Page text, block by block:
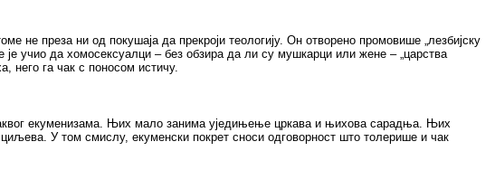
не преза ни од покушаја да прекроји теологију. Он отворено промовише „лезбијску
учио да хомосексуалци – без обзира да ли су мушкарци или жене – „царства
него га чак с поносом истичу.
екуменизама. Њих мало занима уједињење цркава и њихова сарадња. Њих
У том смислу, екуменски покрет сноси одговорност што толерише и чак